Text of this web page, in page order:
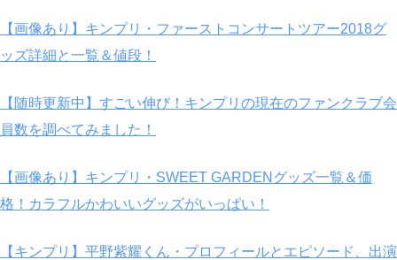
【画像あり】キンプリ・ファーストコンサートツアー2018グ
ッズ詳細と一覧＆値段！
【随時更新中】すごい伸び！キンプリの現在のファンクラブ会
員数を調べてみました！
【画像あり】キンプリ・SWEET GARDENグッズ一覧＆価
格！カラフルかわいいグッズがいっぱい！
【キンプリ】平野紫耀くん・プロフィールとエピソード、出演